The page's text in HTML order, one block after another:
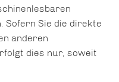
Sofern Sie die direkte
anderen
dies nur, soweit